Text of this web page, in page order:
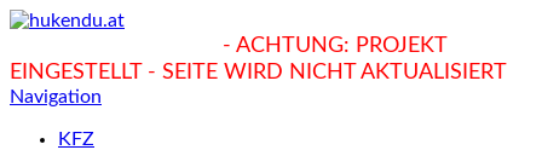
- ACHTUNG: PROJEKT
EINGESTELLT - SEITE WIRD NICHT AKTUALISIERT
Navigation
KFZ